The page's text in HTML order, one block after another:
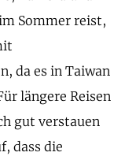
Sommer reist,
da es in Taiwan
längere Reisen
gut verstauen
dass die